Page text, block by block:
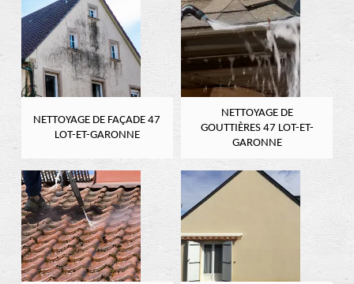
NETTOYAGE DE FAÇADE 47
LOT-ET-GARONNE
NETTOYAGE DE
GOUTTIÈRES 47 LOT-ET-
GARONNE